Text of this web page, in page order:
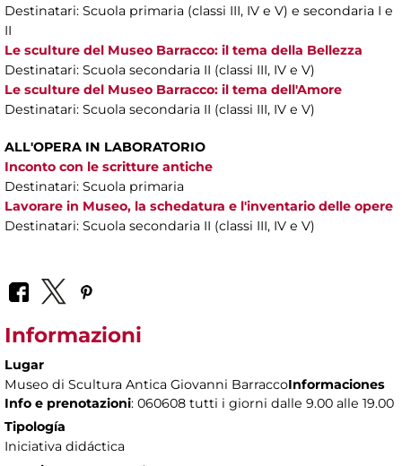
Destinatari: Scuola primaria (classi III, IV e V) e secondaria I e
II
Le sculture del Museo Barracco: il tema della Bellezza
Destinatari: Scuola secondaria II (classi III, IV e V)
Le sculture del Museo Barracco: il tema dell'Amore
Destinatari: Scuola secondaria II (classi III, IV e V)
ALL'OPERA IN LABORATORIO
Inconto con le scritture antiche
Destinatari: Scuola primaria
Lavorare in Museo, la schedatura e l'inventario delle opere
Destinatari: Scuola secondaria II (classi III, IV e V)
Informazioni
Lugar
Museo di Scultura Antica Giovanni BarraccoInformaciones
Info e prenotazioni: 060608 tutti i giorni dalle 9.00 alle 19.00
Tipología
Iniciativa didáctica